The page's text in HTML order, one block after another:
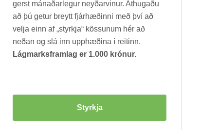
gerst mán­að­ar­leg­ur neyð­ar­vin­ur. At­hug­aðu
að þú get­ur breytt fjár­hæð­inni með því að
velja einn af „styrkja“ köss­un­um hér að
neð­an og slá inn upp­hæð­ina í reit­inn.
Lágmarksframlag er 1.000 krónur.
Styrkja